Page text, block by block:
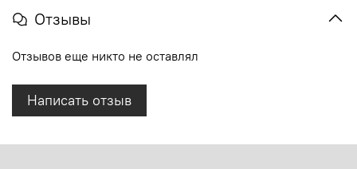
Отзывы
Отзывов еще никто не оставлял
Написать отзыв